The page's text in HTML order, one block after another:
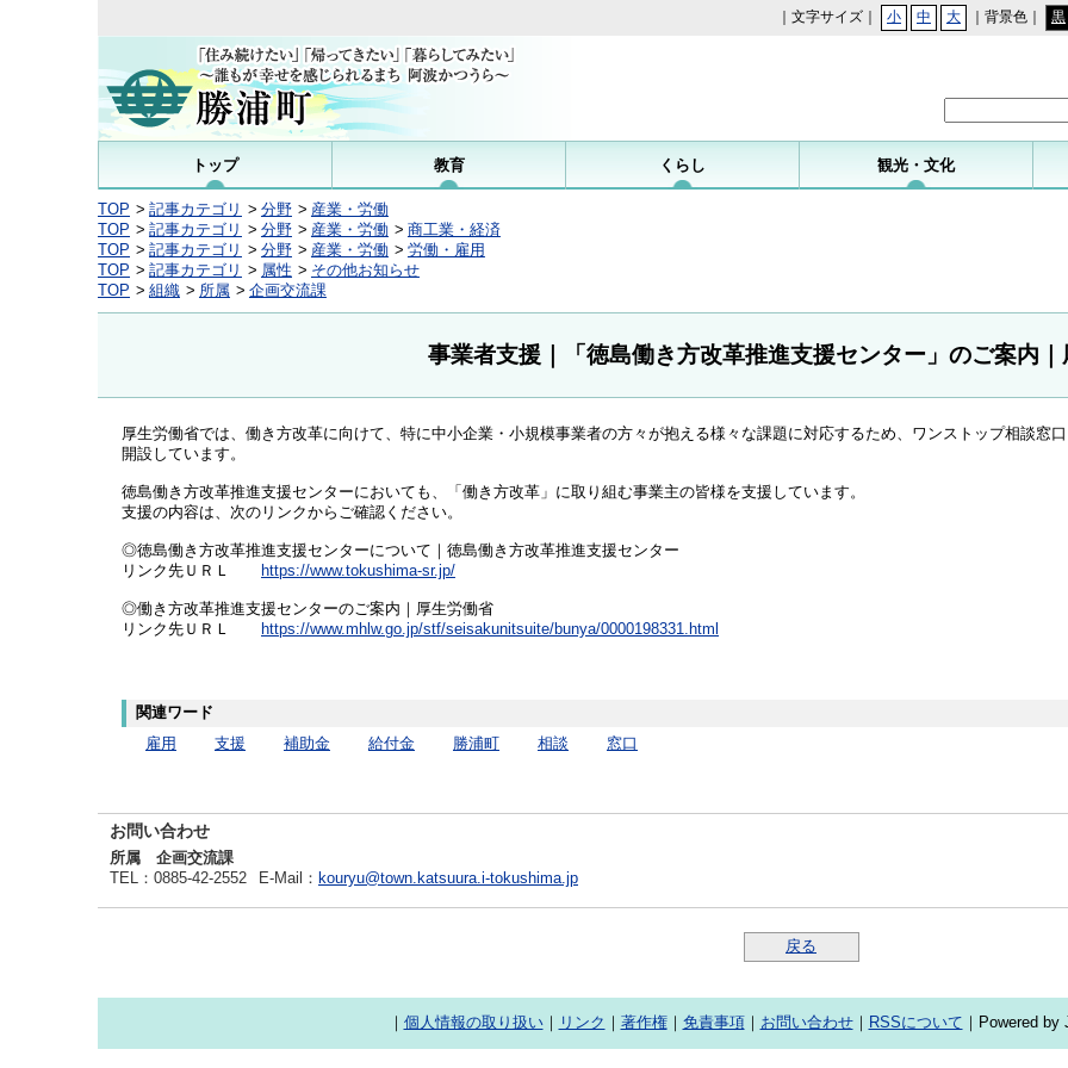
｜文字サイズ｜ 小 中 大 ｜背景色｜ 黒
トップ 教育 くらし 観光・文化
TOP 記事カテゴリ 分野
産業・労働
TOP
記事カテゴリ 分野 産業・労働
商工業・経済
TOP
記事カテゴリ 分野 産業・労働
労働・雇用
TOP
記事カテゴリ 属性
その他お知らせ
TOP
組織 所属 企画交流課
事業者支援｜「徳島働き方改革推進支援センター」のご案内
厚生労働省では、働き方改革に向けて、特に中小企業・小規模事業者の方々が抱える様々な課題に対応するため、ワンストップ相談窓口
開設しています。
徳島働き方改革推進支援センターにおいても、「働き方改革」に取り組む事業主の皆様を支援しています。
支援の内容は、次のリンクからご確認ください。
◎徳島働き方改革推進支援センターについて｜徳島働き方改革推進支援センター
リンク先ＵＲＬ
https://www.tokushima-sr.jp/
◎働き方改革推進支援センターのご案内｜厚生労働省
リンク先ＵＲＬ
https://www.mhlw.go.jp/stf/seisakunitsuite/bunya/0000198331.html
関連ワード
雇用 支援 補助金 給付金 勝浦町 相談 窓口
お問い合わせ
所属 企画交流課
TEL ：0885-42-2552 E-Mail ： kouryu@town.katsuura.i-tokushima.jp
戻る
｜ 個人情報の取り扱い｜ リンク ｜ 著作権｜ 免責事項｜ お問い合わせ｜ RSSについて ｜Powered by